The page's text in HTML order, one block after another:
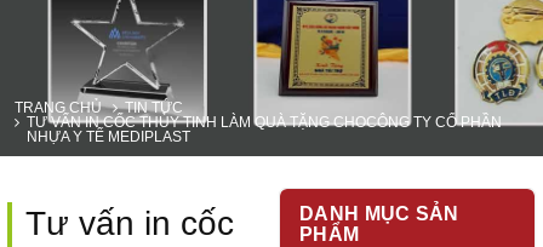
TRANG CHỦ
TIN TỨC
TƯ VẤN IN CỐC THỦY TINH LÀM QUÀ TẶNG CHOCÔNG TY CỔ PHẦN
NHỰA Y TẾ MEDIPLAST
Tư vấn in cốc
DANH MỤC SẢN
PHẨM